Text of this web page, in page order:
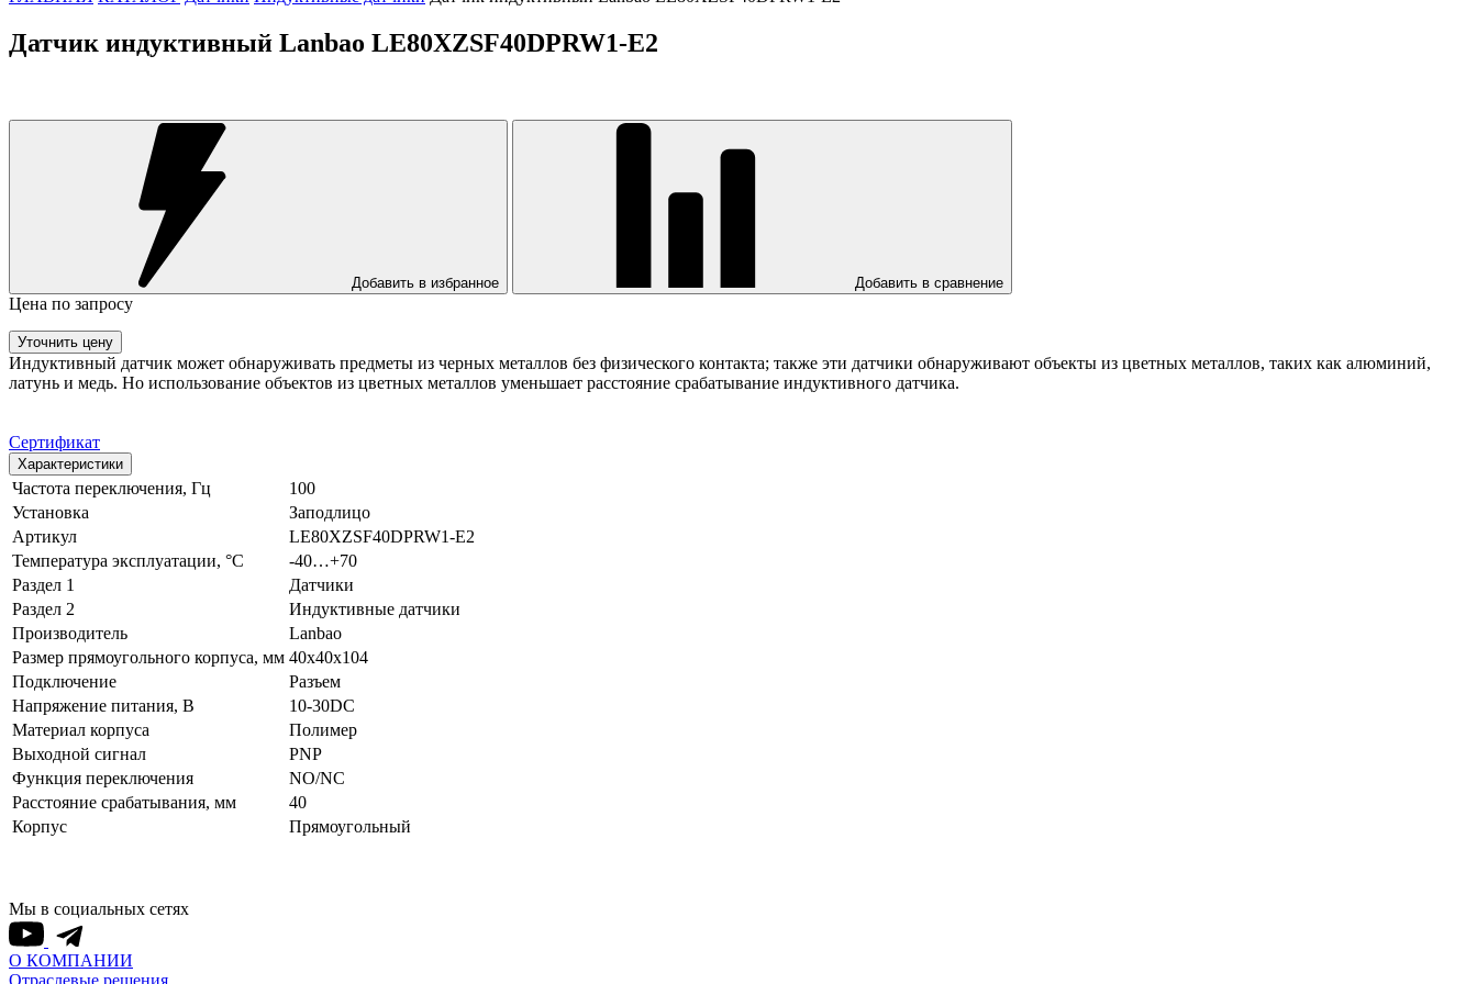
Датчик индуктивный Lanbao LE80XZSF40DPRW1-E2
Добавить в избранное Добавить в сравнение
Цена по запросу
Уточнить цену
Индуктивный датчик может обнаруживать предметы из черных металлов без физического контакта; также эти датчики обнаруживают объекты из цветных металлов, таких как алюминий,
латунь и медь. Но использование объектов из цветных металлов уменьшает расстояние срабатывание индуктивного датчика.
Сертификат
Характеристики
Частота переключения, Гц
100
Установка
Заподлицо
Артикул
LE80XZSF40DPRW1-E2
Температура эксплуатации, °С
-40…+70
Раздел 1
Датчики
Раздел 2
Индуктивные датчики
Производитель
Lanbao
Размер прямоугольного корпуса, мм 40x40x104
Подключение
Разъем
Напряжение питания, В
10-30DC
Материал корпуса
Полимер
Выходной сигнал
PNP
Функция переключения
NO/NC
Расстояние срабатывания, мм
40
Корпус
Прямоугольный
Мы в социальных сетях
О КОМПАНИИ
Отраслевые решения